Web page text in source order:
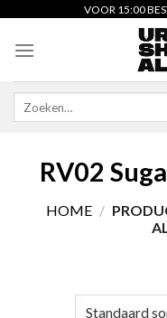
content
VOOR 15:00
RV02
HOME /